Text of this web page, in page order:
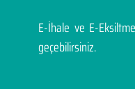
E-İhale ve E-
geçebilirsiniz.